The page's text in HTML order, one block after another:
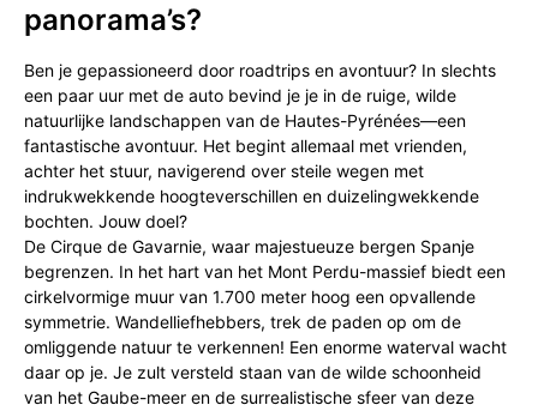
panorama’s?
Ben je gepassioneerd door roadtrips en avontuur? In slechts
een paar uur met de auto bevind je je in de ruige, wilde
natuurlijke landschappen van de Hautes-Pyrénées—een
fantastische avontuur. Het begint allemaal met vrienden,
achter het stuur, navigerend over steile wegen met
indrukwekkende hoogteverschillen en duizelingwekkende
bochten. Jouw doel?
De Cirque de Gavarnie, waar majestueuze bergen Spanje
begrenzen. In het hart van het Mont Perdu-massief biedt een
cirkelvormige muur van 1.700 meter hoog een opvallende
symmetrie. Wandelliefhebbers, trek de paden op om de
omliggende natuur te verkennen! Een enorme waterval wacht
daar op je. Je zult versteld staan van de wilde schoonheid
van het Gaube-meer en de surrealistische sfeer van deze